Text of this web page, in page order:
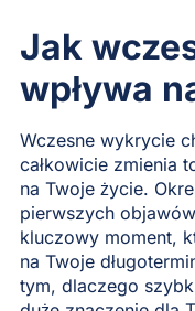
Jak
wpływa
Wczesne wykrycie
całkowicie zmienia
na Twoje życie.
pierwszych
kluczowy moment,
na Twoje
tym, dlaczego